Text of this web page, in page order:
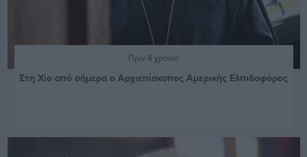
Πριν 4 χρόνια
Στη Χίο από σήμερα ο Αρχιεπίσκοπος Αμερικής Ελπιδοφόρος